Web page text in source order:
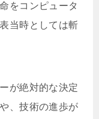
をコンピュータ
当時としては斬
が絶対的な決定
、技術の進歩が